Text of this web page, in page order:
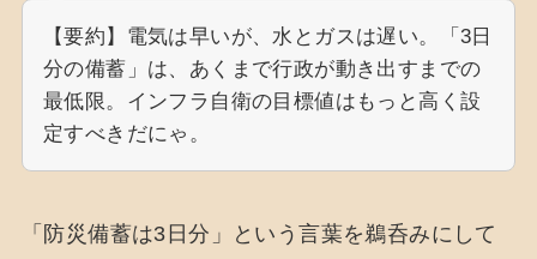
【要約】電気は早いが、水とガスは遅い。「3日
分の備蓄」は、あくまで行政が動き出すまでの
最低限。インフラ自衛の目標値はもっと高く設
定すべきだにゃ。
「防災備蓄は3日分」という言葉を鵜呑みにして